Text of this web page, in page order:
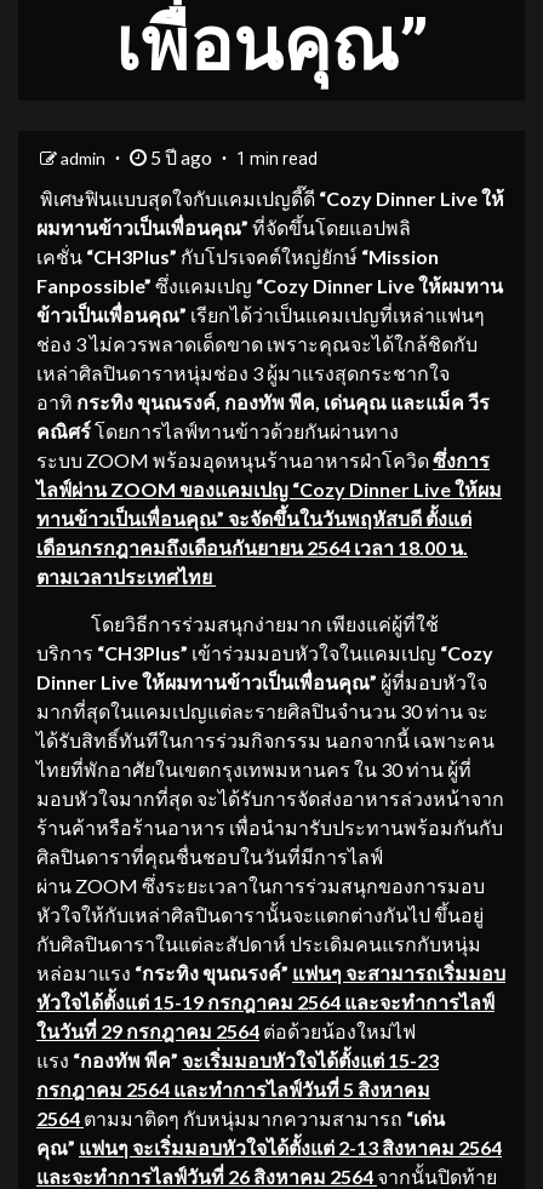
เพื่อนคุณ”
admin 5 ปี ago 1 min read
พิเศษฟินแบบสุดใจกับแคมเปญดี๊ดี “Cozy Dinner Liveให้
ผมทานข้าวเป็นเพื่อนคุณ” ที่จัดขึ้นโดยแอปพลิ
เคชั่น “CH3Plus” กับโปรเจคต์ใหญ่ยักษ์ “Mission
Fanpossible” ซึ่งแคมเปญ “Cozy Dinner Liveให้ผมทาน
ข้าวเป็นเพื่อนคุณ” เรียกได้ว่าเป็นแคมเปญที่เหล่าแฟนๆ
ช่อง 3 ไม่ควรพลาดเด็ดขาด เพราะคุณจะได้ใกล้ชิดกับ
เหล่าศิลปินดาราหนุ่มช่อง 3 ผู้มาแรงสุดกระชากใจ
อาทิ กระทิง ขุนณรงค์ กองทัพ พีค เด่นคุณ และแม็ค วีร
คณิศร์โดยการไลฟ์ทานข้าวด้วยกันผ่านทาง
ระบบ ZOOM พร้อมอุดหนุนร้านอาหารฝ่าโควิดซึ่งการ
ไลฟ์ผ่านZOOM ของแคมเปญ “Cozy Dinner Liveให้ผม
ทานข้าวเป็นเพื่อนคุณ” จะจัดขึ้นในวันพฤหัสบดี ตั้งแต่
เดือนกรกฎาคมถึงเดือนกันยายน 2564 เวลา 18.00 น.
ตามเวลาประเทศไทย
โดยวิธีการร่วมสนุกง่ายมาก เพียงแค่ผู้ที่ใช้
บริการ “CH3Plus” เข้าร่วมมอบหัวใจในแคมเปญ “Cozy
Dinner Live ให้ผมทานข้าวเป็นเพื่อนคุณ” ผู้ที่มอบหัวใจ
มากที่สุดในแคมเปญแต่ละรายศิลปินจำนวน 30 ท่าน จะ
ได้รับสิทธิ์ทันทีในการร่วมกิจกรรม นอกจากนี้ เฉพาะคน
ไทยที่พักอาศัยในเขตกรุงเทพมหานคร ใน 30 ท่าน ผู้ที่
มอบหัวใจมากที่สุด จะได้รับการจัดส่งอาหารล่วงหน้าจาก
ร้านค้าหรือร้านอาหาร เพื่อนำมารับประทานพร้อมกันกับ
ศิลปินดาราที่คุณชื่นชอบในวันที่มีการไลฟ์
ผ่าน ZOOM ซึ่งระยะเวลาในการร่วมสนุกของการมอบ
หัวใจให้กับเหล่าศิลปินดารานั้นจะแตกต่างกันไป ขึ้นอยู่
กับศิลปินดาราในแต่ละสัปดาห์ ประเดิมคนแรกกับหนุ่ม
หล่อมาแรง “กระทิง ขุนณรงค์” แฟนๆ จะสามารถเริ่มมอบ
หัวใจได้ตั้งแต่ 15-19 กรกฎาคม 2564 และจะทำการไลฟ์
ในวันที่ 29 กรกฎาคม 2564 ต่อด้วยน้องใหม่ไฟ
แรง “กองทัพ พีค” จะเริ่มมอบหัวใจได้ตั้งแต่ 1 5-23
กรกฎาคม 2564 และทำการไลฟ์วันที่ 5 สิงหาคม
2564 ตามมาติดๆ กับหนุ่มมากความสามารถ “เด่น
คุณ” แฟนๆ จะเริ่มมอบหัวใจได้ตั้งแต่ 2-13 สิงหาคม 2564
และจะทำการไลฟ์วันที่ 26 สิงหาคม 2564 จากนั้นปิดท้าย